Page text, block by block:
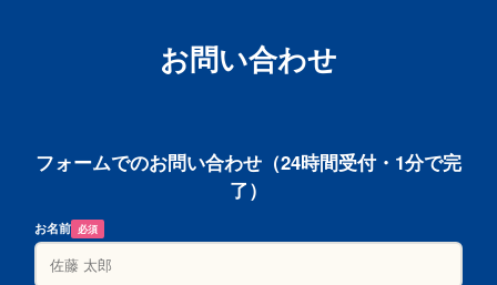
お問い合わせ
フォームでのお問い合わせ（24時間受付・1分で完
了）
お名前 必須